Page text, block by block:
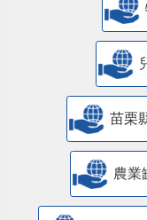
苗栗
農業